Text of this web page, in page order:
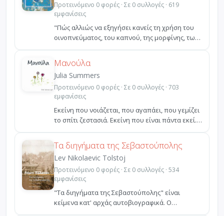
Προτεινόμενο 0 φορές · Σε 0 συλλογές · 619
εμφανίσεις
"Πώς αλλιώς να εξηγήσει κανείς τη χρήση του
οινοπνεύματος, του καπνού, της μορφίνης, των
διαφόρων μο...
Μανούλα
Julia Summers
Προτεινόμενο 0 φορές · Σε 0 συλλογές · 703
εμφανίσεις
Εκείνη που νοιάζεται, που αγαπάει, που γεμίζει
το σπίτι ζεστασιά. Εκείνη που είναι πάντα εκεί...
που...
Τα διηγήματα της Σεβαστούπολης
Lev Nikolaevic Tolstoj
Προτεινόμενο 0 φορές · Σε 0 συλλογές · 534
εμφανίσεις
"Τα διηγήματα της Σεβαστούπολης" είναι
κείμενα κατ' αρχάς αυτοβιογραφικά. Ο
εικοσιεπτάχρονος Τολστόι...